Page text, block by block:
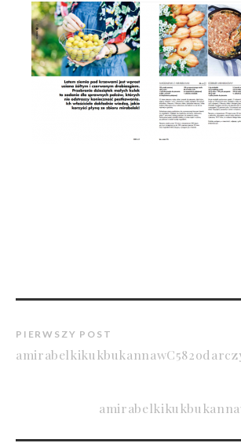
PIERWSZY POST